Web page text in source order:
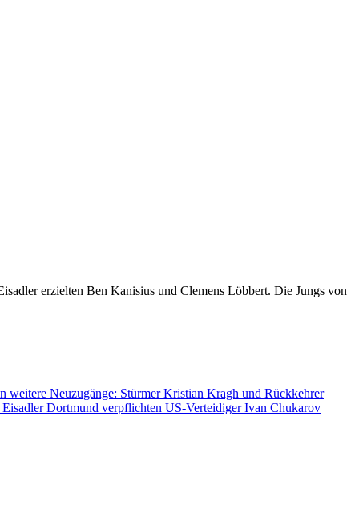
erzielten Ben Kanisius und Clemens Löbbert. Die Jungs von
weitere Neuzugänge: Stürmer Kristian Kragh und Rückkehrer
Dortmund verpflichten US-Verteidiger Ivan Chukarov